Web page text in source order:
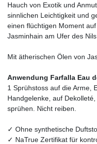
Hauch von Exotik und
sinnlichen Leichtigkeit und
einen flüchtigen Moment
Jasminhain am Ufer des
Mit ätherischen Ölen von
Anwendung Farfalla Eau
1 Sprühstoss auf die Arme,
Handgelenke, auf
sprühen. Nicht reiben.
✓ Ohne synthetische
✓ NaTrue Zertifikat für